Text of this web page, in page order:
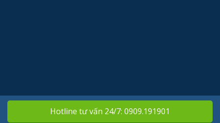
Hotline tư vấn 24/7: 0909.191901